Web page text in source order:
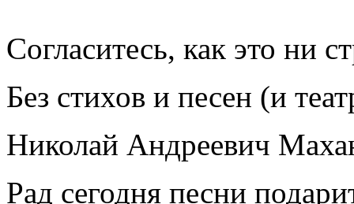
Согласитесь, как это ни
Без стихов и песен (и
Николай Андреевич
Рад сегодня песни